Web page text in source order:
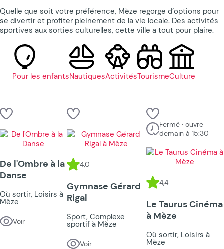
Quelle que soit votre préférence, Mèze regorge d’options pour
se divertir et profiter pleinement de la vie locale. Des activités
sportives aux sorties culturelles, cette ville a tout pour plaire.
Pour les enfantsNautiquesActivitésTourismeCulture
De l'Ombre à la
Danse
Où sortir, Loisirs à
Mèze
Voir
4,0
Gymnase Gérard
Rigal
Sport, Complexe
sportif à Mèze
Voir
Fermé · ouvre
demain à 15:30
4,4
Le Taurus Cinéma
à Mèze
Où sortir, Loisirs à
Mèze